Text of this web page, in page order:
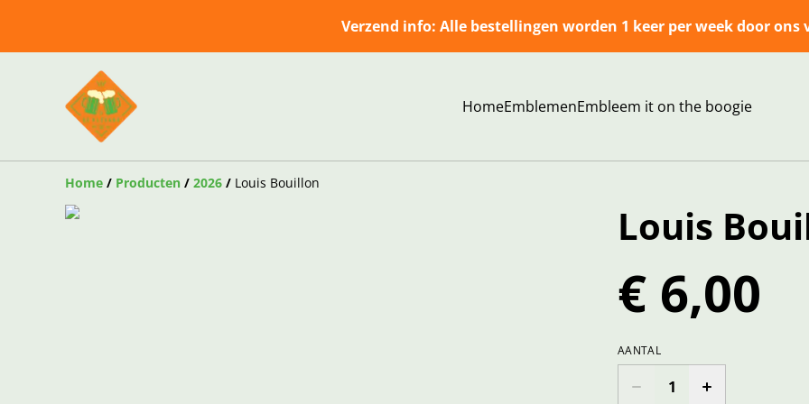
Verzend info: Alle bestellingen worden 1 keer per week door ons
HomeEmblemenEmbleem it on the boogie
Home / Producten / 2026 / Louis Bouillon
Louis
€ 6,00
AANTAL